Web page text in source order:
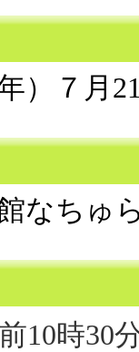
）７月
なちゅ
時30